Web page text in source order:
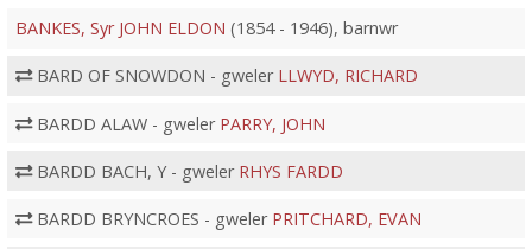
BANKES, Syr JOHN ELDON (1854 - 1946), barnwr
BARD OF SNOWDON - gweler LLWYD, RICHARD
BARDD ALAW - gweler PARRY, JOHN
BARDD BACH, Y - gweler RHYS FARDD
BARDD BRYNCROES - gweler PRITCHARD, EVAN